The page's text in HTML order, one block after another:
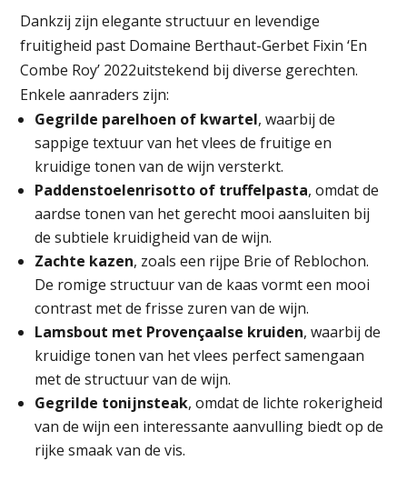
Dankzij zijn elegante structuur en levendige
fruitigheid past Domaine Berthaut-Gerbet Fixin ‘En
Combe Roy’ 2022uitstekend bij diverse gerechten.
Enkele aanraders zijn:
Gegrilde parelhoen of kwartel, waarbij de
sappige textuur van het vlees de fruitige en
kruidige tonen van de wijn versterkt.
Paddenstoelenrisotto of truffelpasta, omdat de
aardse tonen van het gerecht mooi aansluiten bij
de subtiele kruidigheid van de wijn.
Zachte kazen, zoals een rijpe Brie of Reblochon.
De romige structuur van de kaas vormt een mooi
contrast met de frisse zuren van de wijn.
Lamsbout met Provençaalse kruiden, waarbij de
kruidige tonen van het vlees perfect samengaan
met de structuur van de wijn.
Gegrilde tonijnsteak, omdat de lichte rokerigheid
van de wijn een interessante aanvulling biedt op de
rijke smaak van de vis.